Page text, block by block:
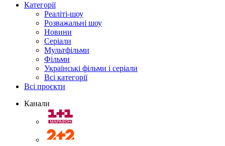
Категорії
Реаліті-шоу
Розважальні шоу
Новини
Серіали
Мультфільми
Фільми
Українські фільми і серіали
Всі категорії
Всі проєкти
Канали